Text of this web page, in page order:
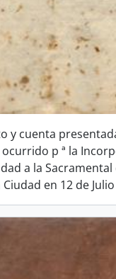
y cuenta
ocurrido p ª la
a la Sacramental
Ciudad en 12 de